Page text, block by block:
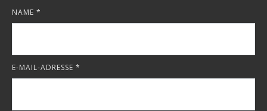
NAME *
E-MAIL-ADRESSE *